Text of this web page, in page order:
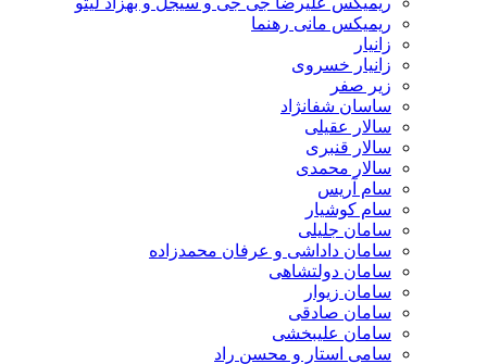
ریمیکس مانی رهنما
زانیار
زانیار خسروی
زیر صفر
ساسان شفانژاد
سالار عقیلی
سالار قنبری
سالار محمدی
سام آریس
سام کوشیار
سامان جلیلی
سامان داداشی و عرفان محمدزاده
سامان دولتشاهی
سامان زیوار
سامان صادقی
سامان علیبخشی
سامی استار و محسن راد